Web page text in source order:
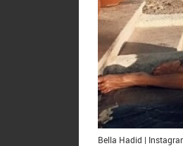
Bella Hadid |